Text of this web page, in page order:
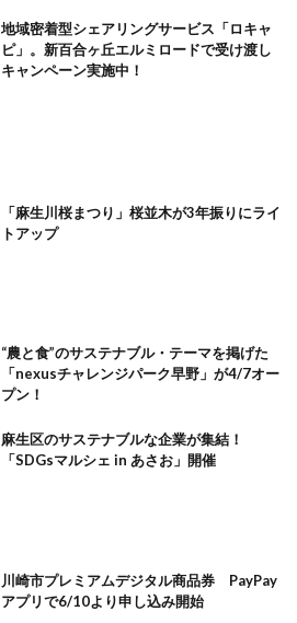
地域密着型シェアリングサービス「ロキャ
ピ」。新百合ヶ丘エルミロードで受け渡し
キャンペーン実施中！
「麻生川桜まつり」桜並木が3年振りにライ
トアップ
“農と食”のサステナブル・テーマを掲げた
「nexusチャレンジパーク早野」が4/7オー
プン！
麻生区のサステナブルな企業が集結！
「SDGsマルシェ in あさお」開催
川崎市プレミアムデジタル商品券 PayPay
アプリで6/10より申し込み開始